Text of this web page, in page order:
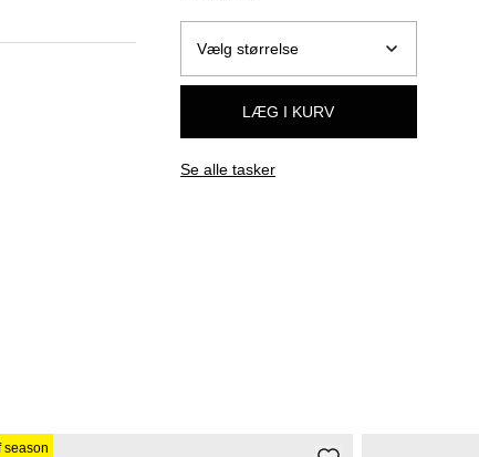
LÆG I KURV
Se alle tasker
season